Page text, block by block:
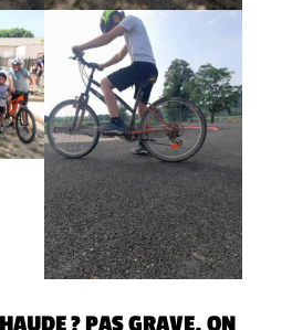
? PAS GRAVE, ON